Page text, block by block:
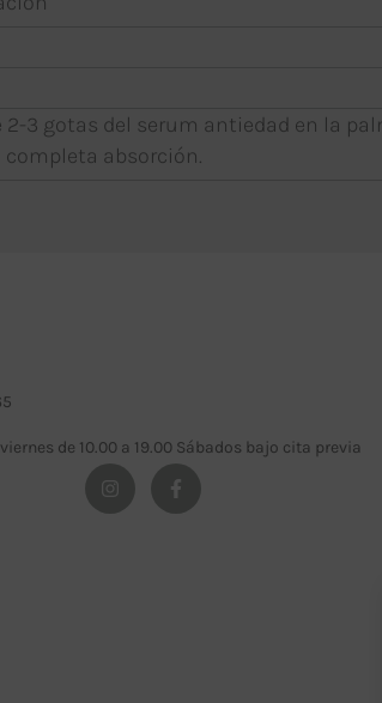
3 gotas del serum antiedad en la
absorción.
de 10.00 a 19.00 Sábados bajo cita previa